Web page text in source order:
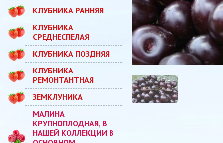
КЛУБНИКА РАННЯЯ
КЛУБНИКА
СРЕДНЕСПЕЛАЯ
КЛУБНИКА ПОЗДНЯЯ
КЛУБНИКА
РЕМОНТАНТНАЯ
ЗЕМКЛУНИКА
МАЛИНА
КРУПНОПЛОДНАЯ, В
НАШЕЙ КОЛЛЕКЦИИ В